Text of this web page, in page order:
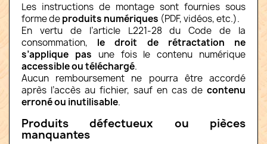
Les instructions de montage sont fournies sous
forme deproduits numériques (PDF, vidéos, etc.).
En vertu de l’article L221-28 du Code de la
consommation, le droit de rétractation ne
s’applique pas une fois le contenu numérique
accessible ou téléchargé.
Aucun remboursement ne pourra être accordé
après l’accès au fichier, sauf en cas de contenu
erroné ou inutilisable.
Produits défectueux ou pièces
manquantes